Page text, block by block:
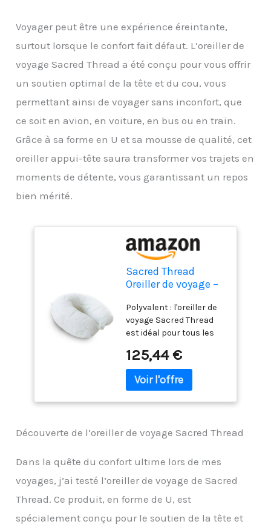
Voyager peut être une expérience éreintante,
surtout lorsque le confort fait défaut. L’oreiller de
voyage Sacred Thread a été conçu pour vous offrir
un soutien optimal de la tête et du cou, vous
permettant ainsi de voyager sans inconfort, que
ce soit en avion, en voiture, en bus ou en train.
Grâce à sa forme en U et sa mousse de qualité, cet
oreiller appui-tête saura transformer vos trajets en
moments de détente, vous garantissant un repos
bien mérité.
Sacred Thread
Oreiller de voyage –
de la tête et du cou
pour les voyages,
idéal pour les
avions, les voitures,
les bus et les trains
– Oreiller appuitête
en forme de U –
Mousse
Polyvalent : l'oreiller de
voyage Sacred Thread
est idéal pour tous les
Emportez-le avec vous
lors de voyages de
toutes distances, longs
trajets en avion, les
et les trajets en
voyage peut également
être utilisé à la maison.
télévision, jouer et se
125,44 €
Découverte de l’oreiller de voyage Sacred Thread
Dans la quête du confort ultime lors de mes
voyages, j’ai testé l’oreiller de voyage de Sacred
Thread. Ce produit, en forme de U, est
spécialement conçu pour le soutien de la tête et